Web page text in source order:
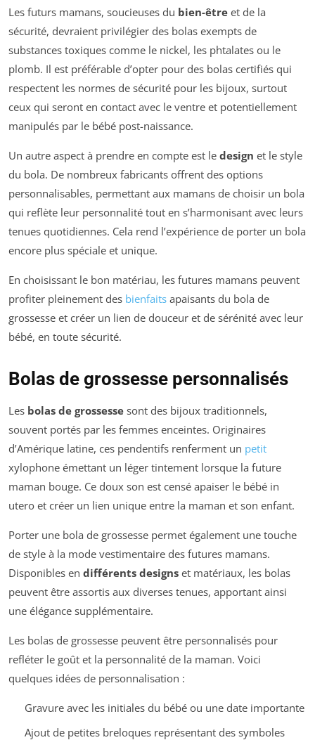
Les futurs mamans, soucieuses du bien-être et de la
sécurité, devraient privilégier des bolas exempts de
substances toxiques comme le nickel, les phtalates ou le
plomb. Il est préférable d’opter pour des bolas certifiés qui
respectent les normes de sécurité pour les bijoux, surtout
ceux qui seront en contact avec le ventre et potentiellement
manipulés par le bébé post-naissance.
Un autre aspect à prendre en compte est le design et le style
du bola. De nombreux fabricants offrent des options
personnalisables, permettant aux mamans de choisir un bola
qui reflète leur personnalité tout en s’harmonisant avec leurs
tenues quotidiennes. Cela rend l’expérience de porter un bola
encore plus spéciale et unique.
En choisissant le bon matériau, les futures mamans peuvent
profiter pleinement des bienfaits apaisants du bola de
grossesse et créer un lien de douceur et de sérénité avec leur
bébé, en toute sécurité.
Bolas de grossesse personnalisés
Les bolas de grossesse sont des bijoux traditionnels,
souvent portés par les femmes enceintes. Originaires
d’Amérique latine, ces pendentifs renferment un petit
xylophone émettant un léger tintement lorsque la future
maman bouge. Ce doux son est censé apaiser le bébé in
utero et créer un lien unique entre la maman et son enfant.
Porter une bola de grossesse permet également une touche
de style à la mode vestimentaire des futures mamans.
Disponibles en différents designs et matériaux, les bolas
peuvent être assortis aux diverses tenues, apportant ainsi
une élégance supplémentaire.
Les bolas de grossesse peuvent être personnalisés pour
refléter le goût et la personnalité de la maman. Voici
quelques idées de personnalisation :
Gravure avec les initiales du bébé ou une date importante
Ajout de petites breloques représentant des symboles